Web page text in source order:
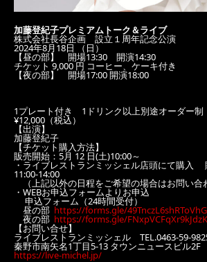
加藤登紀子プレミアムトーク＆ライブ
株式会社長谷企画 設立１周年記念公演
2024年8月18日 （日）
【昼の部】 開場13:30 開演14:30
チケット 9,000 円 コーヒー、ケーキ付き
【夜の部】 開場17:00 開演18:00
1プレート付き 1ドリンク以上別途オーダー制
¥12,000（税込）
【出演】
加藤登紀子
【チケット購入方法】
販売開始：5月 12 日(土)10:00～
・ライブレストランミッシェル店頭にて購
11:00-14:00
（上記以外の日程をご希望の場合はお問い合
・WEBお申込フォームよりお申込
申込フォーム（24時間受付）
昼の部 https://forms.gle/
夜の部 https://forms.gle/
【お問い合せ】
ライブレストランミッシェル TEL.0463-59-
秦野市南矢名1丁目5-13 タウンニュースビル2F
https://live-michel.jp/